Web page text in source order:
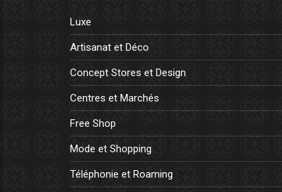
Luxe
Artisanat et Déco
Concept Stores et Design
Centres et Marchés
Free Shop
Mode et Shopping
Téléphonie et Roaming